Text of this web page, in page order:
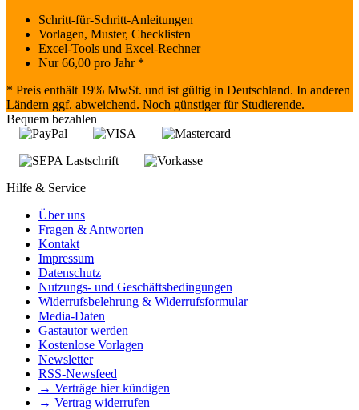
Schritt-für-Schritt-Anleitungen
Vorlagen, Muster, Checklisten
Excel-Tools und Excel-Rechner
Nur66,00 pro Jahr *
* Preis enthält 19% MwSt. und ist gültig in Deutschland. In anderen
Ländern ggf. abweichend. Noch günstiger für Studierende.
Bequem bezahlen
Hilfe & Service
Über uns
Fragen & Antworten
Kontakt
Impressum
Datenschutz
Nutzungs- und Geschäftsbedingungen
Widerrufsbelehrung & Widerrufsformular
Media-Daten
Gastautor werden
Kostenlose Vorlagen
Newsletter
RSS-Newsfeed
→ Verträge hier kündigen
→ Vertrag widerrufen